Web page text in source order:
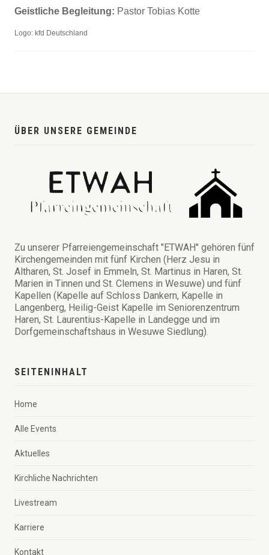
Geistliche Begleitung: Pastor Tobias Kotte
Logo: kfd Deutschland
ÜBER UNSERE GEMEINDE
Zu unserer Pfarreiengemeinschaft "ETWAH" gehören fünf
Kirchengemeinden mit fünf Kirchen (Herz Jesu in
Altharen, St. Josef in Emmeln, St. Martinus in Haren, St.
Marien in Tinnen und St. Clemens in Wesuwe) und fünf
Kapellen (Kapelle auf Schloss Dankern, Kapelle in
Langenberg, Heilig-Geist Kapelle im Seniorenzentrum
Haren, St. Laurentius-Kapelle in Landegge und im
Dorfgemeinschaftshaus in Wesuwe Siedlung).
SEITENINHALT
Home
Alle Events
Aktuelles
Kirchliche Nachrichten
Livestream
Karriere
Kontakt